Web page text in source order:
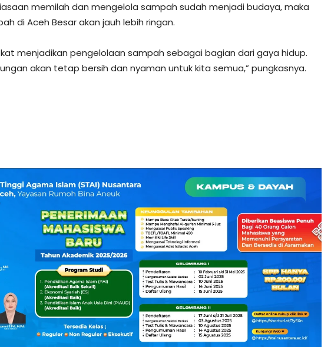
memilah dan mengelola sampah sudah menjadi budaya, maka
di Aceh Besar akan jauh lebih ringan.
menjadikan pengelolaan sampah sebagai bagian dari gaya hidup.
akan tetap bersih dan nyaman untuk kita semua,” pungkasnya.